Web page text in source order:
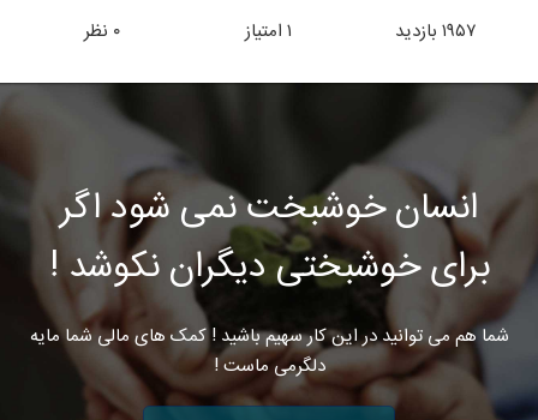
۱۹۵۷ بازدید ۱امتیاز ۰ نظر
انسان خوشبخت نمی شود اگر
برای خوشبختی دیگران نکوشد !
شما هم می توانید در این کار سهیم باشید ! کمک های مالی شما مایه
دلگرمی ماست !